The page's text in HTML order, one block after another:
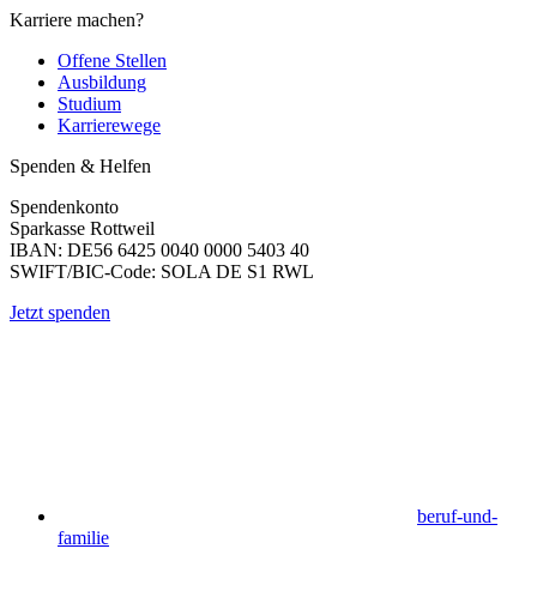
Karriere machen?
Offene Stellen
Ausbildung
Studium
Karrierewege
Spenden & Helfen
Spendenkonto
Sparkasse Rottweil
IBAN: DE56 6425 0040 0000 5403 40
SWIFT/BIC-Code: SOLA DE S1 RWL
Jetzt spenden
beruf-und-
familie